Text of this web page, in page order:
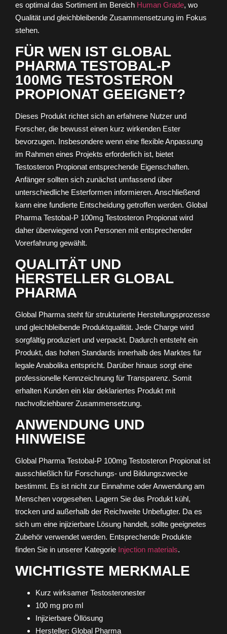
es optimal das Sortiment im Bereich Human Grade, wo
Qualität und gleichbleibende Zusammensetzung im Fokus
stehen.
FÜR WEN IST GLOBAL
PHARMA TESTOBAL-P
100MG TESTOSTERON
PROPIONAT GEEIGNET?
Dieses Produkt richtet sich an erfahrene Nutzer und
Forscher, die bewusst einen kurz wirkenden Ester
bevorzugen. Insbesondere wenn eine flexible Anpassung
im Rahmen eines Projekts erforderlich ist, bietet
Testosteron Propionat entsprechende Eigenschaften.
Anfänger sollten sich zunächst umfassend über
unterschiedliche Esterformen informieren. Anschließend
kann eine fundierte Entscheidung getroffen werden. Global
Pharma Testobal-P 100mg Testosteron Propionat wird
daher überwiegend von Personen mit entsprechender
Vorerfahrung gewählt.
QUALITÄT UND
HERSTELLER GLOBAL
PHARMA
Global Pharma steht für strukturierte Herstellungsprozesse
und gleichbleibende Produktqualität. Jede Charge wird
sorgfältig produziert und verpackt. Dadurch entsteht ein
Produkt, das hohen Standards innerhalb des Marktes für
legale Anabolika entspricht. Darüber hinaus sorgt eine
professionelle Kennzeichnung für Transparenz. Somit
erhalten Kunden ein klar deklariertes Produkt mit
nachvollziehbarer Zusammensetzung.
ANWENDUNG UND
HINWEISE
Global Pharma Testobal-P 100mg Testosteron Propionat ist
ausschließlich für Forschungs- und Bildungszwecke
bestimmt. Es ist nicht zur Einnahme oder Anwendung am
Menschen vorgesehen. Lagern Sie das Produkt kühl,
trocken und außerhalb der Reichweite Unbefugter. Da es
sich um eine injizierbare Lösung handelt, sollte geeignetes
Zubehör verwendet werden. Entsprechende Produkte
finden Sie in unserer Kategorie Injection materials.
WICHTIGSTE MERKMALE
Kurz wirksamer Testosteronester
100 mg pro ml
Injizierbare Öllösung
Hersteller: Global Pharma